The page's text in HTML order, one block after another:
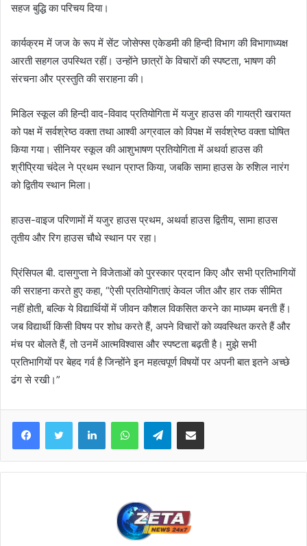
सहज बुद्धि का परिचय दिया।
कार्यक्रम में जज के रूप में सेंट जोसेफ्स एकेडमी की हिन्दी विभाग की विभागाध्यक्ष
आरती सहगल उपस्थित रहीं। उन्होंने छात्रों के विचारों की स्पष्टता, भाषण की
संरचना और प्रस्तुति की सराहना की।
मिडिल स्कूल की हिन्दी वाद-विवाद प्रतियोगिता में यजुर हाउस की गायत्री खरायत
को पक्ष में सर्वश्रेष्ठ वक्ता तथा आश्वी अग्रवाल को विपक्ष में सर्वश्रेष्ठ वक्ता घोषित
किया गया। सीनियर स्कूल की आशुभाषण प्रतियोगिता में अथर्वा हाउस की
श्रीप्रिया चंदेल ने प्रथम स्थान प्राप्त किया, जबकि सामा हाउस के रुशिल नारंग
को द्वितीय स्थान मिला।
हाउस-वाइज परिणामों में यजुर हाउस प्रथम, अथर्वा हाउस द्वितीय, सामा हाउस
तृतीय और रिग हाउस चौथे स्थान पर रहा।
प्रिंसिपल बी. दासगुप्ता ने विजेताओं को पुरस्कार प्रदान किए और सभी प्रतिभागियों
की सराहना करते हुए कहा, “ऐसी प्रतियोगिताएं केवल जीत और हार तक सीमित
नहीं होती, बल्कि ये विद्यार्थियों में जीवन कौशल विकसित करने का माध्यम बनती हैं।
जब विद्यार्थी किसी विषय पर शोध करते हैं, अपने विचारों को व्यवस्थित करते हैं और
मंच पर बोलते हैं, तो उनमें आत्मविश्वास और स्पष्टता बढ़ती है। मुझे सभी
प्रतिभागियों पर बेहद गर्व है जिन्होंने इन महत्वपूर्ण विषयों पर अपनी बात इतने अच्छे
ढंग से रखी।”
Telegram